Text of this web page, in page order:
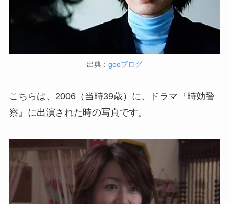
出典： gooブログ
こちらは、2006（当時39歳）に、ドラマ『時効警
察』に出演された時の写真です。